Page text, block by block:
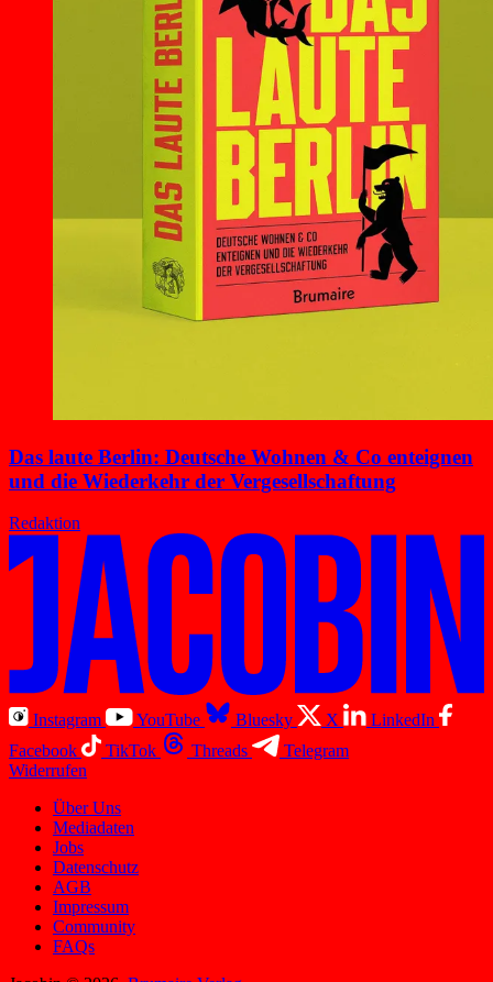
Das laute Berlin: Deutsche Wohnen & Co enteignen
und die Wiederkehr der Vergesellschaftung
Redaktion
Instagram YouTube Bluesky X
LinkedIn
Facebook
TikTok Threads
Telegram
Widerrufen
Über Uns
Mediadaten
Jobs
Datenschutz
AGB
Impressum
Community
FAQs